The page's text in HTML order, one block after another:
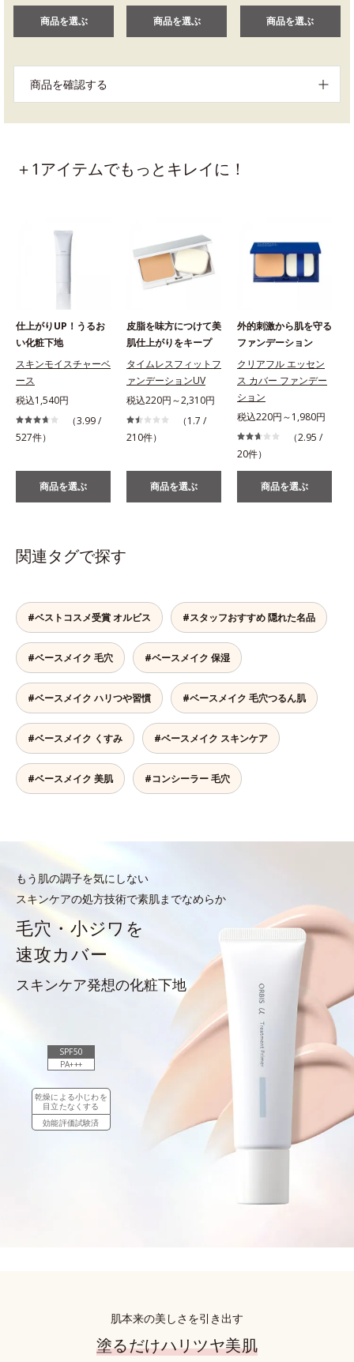
商品を選ぶ 商品を選ぶ 商品を選ぶ
商品を確認する
＋1アイテムでもっとキレイに！
仕上がりUP！うるお
い化粧下地
スキンモイスチャーベ
ース
税込1,540円
（3.99 /
527件）
商品を選ぶ
皮脂を味方につけて美
肌仕上がりをキープ
タイムレスフィットフ
ァンデーションUV
税込220円～2,310円
（1.7 /
210件）
商品を選ぶ
外的刺激から肌を守る
ファンデーション
クリアフル エッセン
ス カバー ファンデー
ション
税込220円～1,980円
（2.95 /
20件）
商品を選ぶ
関連タグで探す
#ベストコスメ受賞 オルビス #スタッフおすすめ 隠れた名品
#ベースメイク 毛穴 #ベースメイク 保湿
#ベースメイク ハリつや習慣 #ベースメイク 毛穴つるん肌
#ベースメイク くすみ #ベースメイク スキンケア
#ベースメイク 美肌 #コンシーラー 毛穴
SPF50
PA+++
乾燥による小じわを
目立たなくする
効能評価試験済
もう肌の調子を気にしない
スキンケアの処方技術で素肌までなめらか
毛穴・小ジワを
速攻カバー
スキンケア発想の化粧下地
肌本来の美しさを引き出す
塗るだけハリツヤ美肌